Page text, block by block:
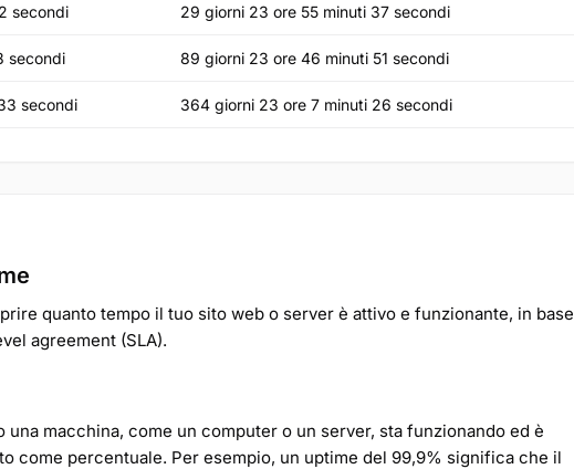
secondi 29 giorni 23 ore 55 minuti 37 secondi
secondi 89 giorni 23 ore 46 minuti 51 secondi
secondi 364 giorni 23 ore 7 minuti 26 secondi
quanto tempo il tuo sito web o server è attivo e funzionante, in base
agreement (SLA).
una macchina, come un computer o un server, sta funzionando ed è
come percentuale. Per esempio, un uptime del 99,9% significa che il